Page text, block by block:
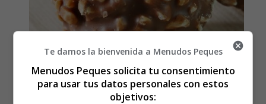
Te damos la bienvenida a Menudos Peques
Menudos Peques solicita tu consentimiento
para usar tus datos personales con estos
objetivos: